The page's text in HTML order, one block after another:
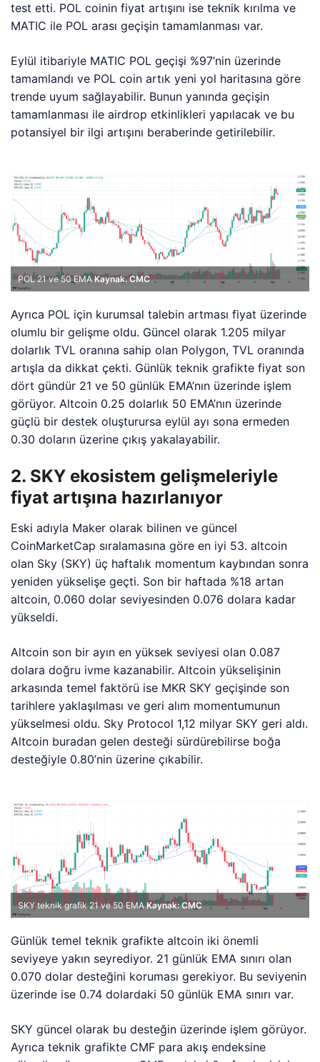
test etti. POL coinin fiyat artışını ise teknik kırılma ve
MATIC ile POL arası geçişin tamamlanması var.
Eylül itibariyle MATIC POL geçişi %97’nin üzerinde
tamamlandı ve POL coin artık yeni yol haritasına göre
trende uyum sağlayabilir. Bunun yanında geçişin
tamamlanması ile airdrop etkinlikleri yapılacak ve bu
potansiyel bir ilgi artışını beraberinde getirilebilir.
POL 21 ve 50 EMAKaynak. CMC
Ayrıca POL için kurumsal talebin artması fiyat üzerinde
olumlu bir gelişme oldu. Güncel olarak 1.205 milyar
dolarlık TVL oranına sahip olan Polygon, TVL oranında
artışla da dikkat çekti. Günlük teknik grafikte fiyat son
dört gündür 21 ve 50 günlük EMA’nın üzerinde işlem
görüyor. Altcoin 0.25 dolarlık 50 EMA’nın üzerinde
güçlü bir destek oluşturursa eylül ayı sona ermeden
0.30 doların üzerine çıkış yakalayabilir.
2. SKY ekosistem gelişmeleriyle
fiyat artışına hazırlanıyor
Eski adıyla Maker olarak bilinen ve güncel
CoinMarketCap sıralamasına göre en iyi 53. altcoin
olan Sky (SKY) üç haftalık momentum kaybından sonra
yeniden yükselişe geçti. Son bir haftada %18 artan
altcoin, 0.060 dolar seviyesinden 0.076 dolara kadar
yükseldi.
Altcoin son bir ayın en yüksek seviyesi olan 0.087
dolara doğru ivme kazanabilir. Altcoin yükselişinin
arkasında temel faktörü ise MKR SKY geçişinde son
tarihlere yaklaşılması ve geri alım momentumunun
yükselmesi oldu. Sky Protocol 1,12 milyar SKY geri aldı.
Altcoin buradan gelen desteği sürdürebilirse boğa
desteğiyle 0.80’nin üzerine çıkabilir.
SKY teknik grafik 21 ve 50 EMAKaynak: CMC
Günlük temel teknik grafikte altcoin iki önemli
seviyeye yakın seyrediyor. 21 günlük EMA sınırı olan
0.070 dolar desteğini koruması gerekiyor. Bu seviyenin
üzerinde ise 0.74 dolardaki 50 günlük EMA sınırı var.
SKY güncel olarak bu desteğin üzerinde işlem görüyor.
Ayrıca teknik grafikte CMF para akış endeksine